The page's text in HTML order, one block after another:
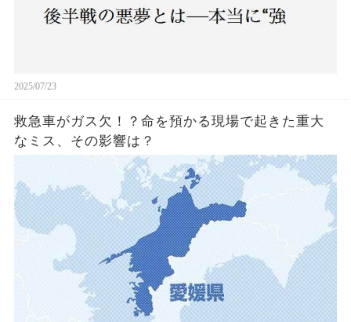
2025/07/23
救急車がガス欠！？命を預かる現場で起きた重大
なミス、その影響は？